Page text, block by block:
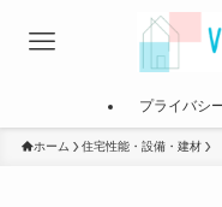
プライバシ
ホーム 住宅性能・設備・建材